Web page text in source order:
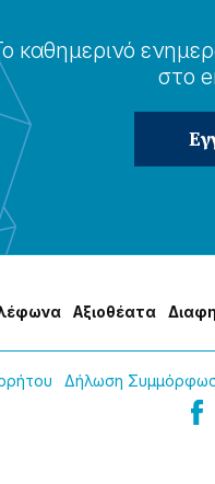
καθημερɩνό
στο
Αξɩοθέατα
Δήλωση